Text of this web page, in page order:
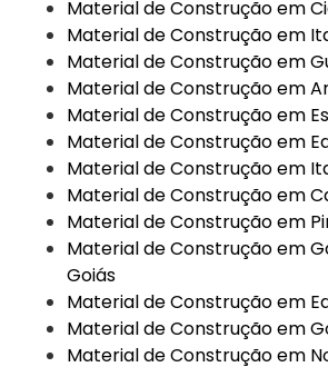
Material de Construção em
Material de Construção em
Material de Construção em
Material de Construção em
Material de Construção em
Material de Construção em
Material de Construção em
Material de Construção em
Material de Construção em
Material de Construção em
Goiás
Material de Construção em
Material de Construção em
Material de Construção em